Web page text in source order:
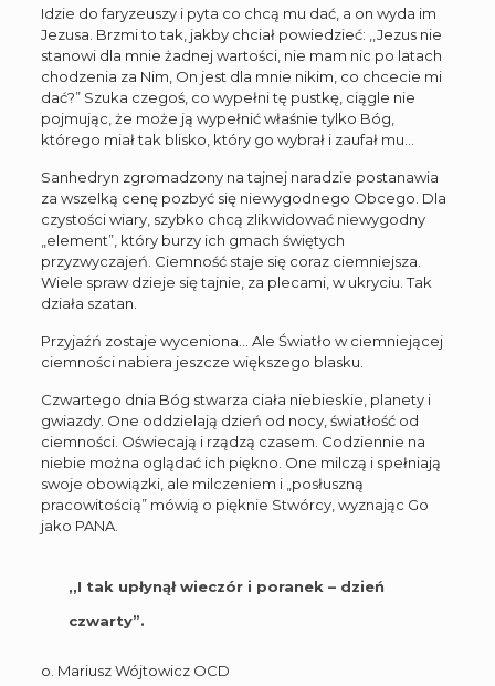
Idzie do faryzeuszy i pyta co chcą mu dać, a on wyda im
Jezusa. Brzmi to tak, jakby chciał powiedzieć: ,,Jezus nie
stanowi dla mnie żadnej wartości, nie mam nic po latach
chodzenia za Nim, On jest dla mnie nikim, co chcecie mi
dać?” Szuka czegoś, co wypełni tę pustkę, ciągle nie
pojmując, że może ją wypełnić właśnie tylko Bóg,
którego miał tak blisko, który go wybrał i zaufał mu…
Sanhedryn zgromadzony na tajnej naradzie postanawia
za wszelką cenę pozbyć się niewygodnego Obcego. Dla
czystości wiary, szybko chcą zlikwidować niewygodny
„element”, który burzy ich gmach świętych
przyzwyczajeń. Ciemność staje się coraz ciemniejsza.
Wiele spraw dzieje się tajnie, za plecami, w ukryciu. Tak
działa szatan.
Przyjaźń zostaje wyceniona… Ale Światło w ciemniejącej
ciemności nabiera jeszcze większego blasku.
Czwartego dnia Bóg stwarza ciała niebieskie, planety i
gwiazdy. One oddzielają dzień od nocy, światłość od
ciemności. Oświecają i rządzą czasem. Codziennie na
niebie można oglądać ich piękno. One milczą i spełniają
swoje obowiązki, ale milczeniem i „posłuszną
pracowitością” mówią o pięknie Stwórcy, wyznając Go
jako PANA.
,,I tak upłynął wieczór i poranek – dzień
czwarty”.
o. Mariusz Wójtowicz OCD